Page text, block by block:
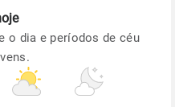
o dia e períodos de céu